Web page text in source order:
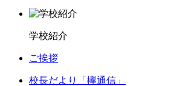
学校紹介
ご挨拶
校長だより「欅通信」